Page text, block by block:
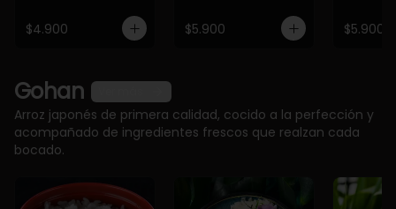
$4.900 $5.900 $5.900
Gohan
Arroz japonés de primera calidad, cocido a la perfección y
acompañado de ingredientes frescos que realzan cada
bocado.